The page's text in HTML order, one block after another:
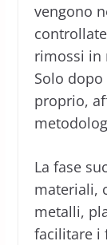
vengono
rimossi in
Solo
proprio,
La fase
materiali,
metalli,
facilitare i